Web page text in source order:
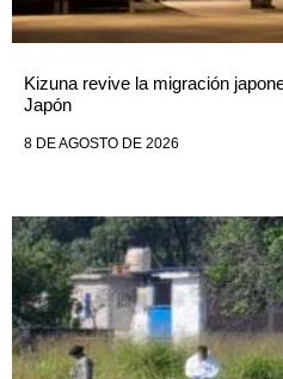
Kizuna revive la migración
Japón
8 DE AGOSTO DE 2026